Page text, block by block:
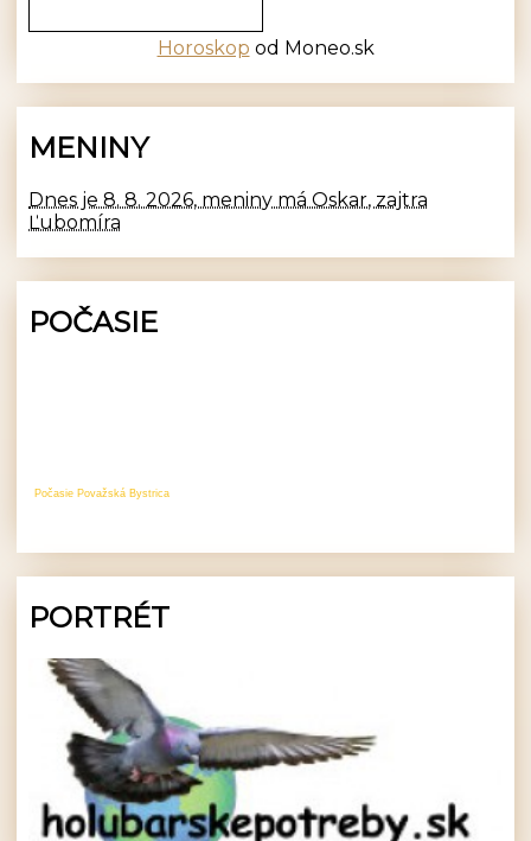
Horoskop od Moneo.sk
MENINY
Dnes je 8. 8. 2026, meniny má Oskar, zajtra
Ľubomíra
POČASIE
Počasie Považská Bystrica
PORTRÉT